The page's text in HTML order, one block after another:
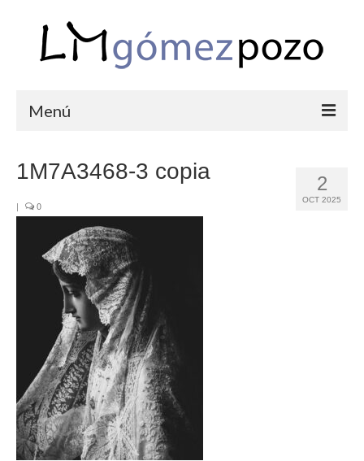
Menú
COMUNIONES
CORPORATIVAS
SEMANA SANTA
BLOG
SOBRE LM
CONTACTO
2
OCT 2025
1M7A3468-3 copia
| 0